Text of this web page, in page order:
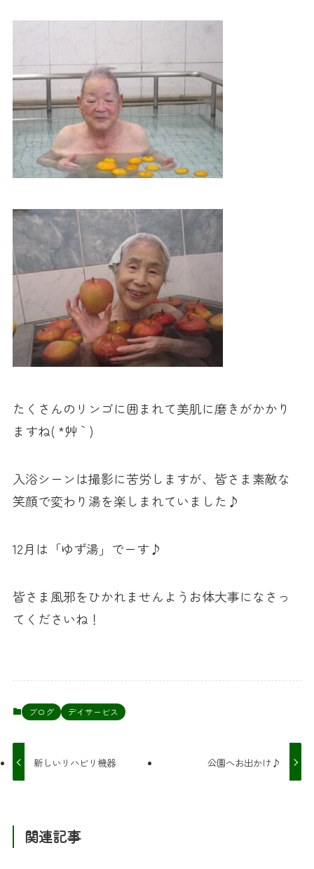
たくさんのリンゴに囲まれて美肌に磨きがかかり
ますね( *´艸｀)
入浴シーンは撮影に苦労しますが、皆さま素敵な
笑顔で変わり湯を楽しまれていました♪
12月は「ゆず湯」でーす♪
皆さま風邪をひかれませんようお体大事になさっ
てくださいね！
ブログ デイサービス
新しいリハビリ機器 公園へお出かけ♪
関連記事